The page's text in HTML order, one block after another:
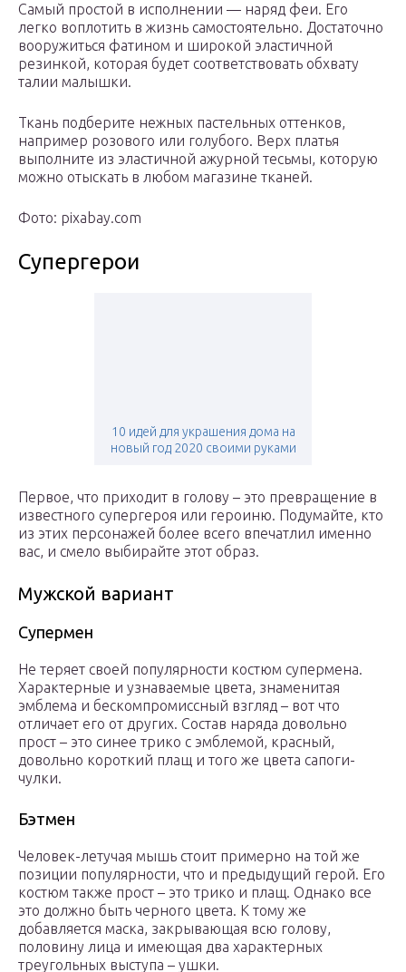
Самый простой в исполнении — наряд феи. Его
легко воплотить в жизнь самостоятельно. Достаточно
вооружиться фатином и широкой эластичной
резинкой, которая будет соответствовать обхвату
талии малышки.
Ткань подберите нежных пастельных оттенков,
например розового или голубого. Верх платья
выполните из эластичной ажурной тесьмы, которую
можно отыскать в любом магазине тканей.
Фото: pixabay.com
Супергерои
10 идей для украшения дома на
новый год 2020 своими руками
Первое, что приходит в голову – это превращение в
известного супергероя или героиню. Подумайте, кто
из этих персонажей более всего впечатлил именно
вас, и смело выбирайте этот образ.
Мужской вариант
Супермен
Не теряет своей популярности костюм супермена.
Характерные и узнаваемые цвета, знаменитая
эмблема и бескомпромиссный взгляд – вот что
отличает его от других. Состав наряда довольно
прост – это синее трико с эмблемой, красный,
довольно короткий плащ и того же цвета сапоги-
чулки.
Бэтмен
Человек-летучая мышь стоит примерно на той же
позиции популярности, что и предыдущий герой. Его
костюм также прост – это трико и плащ. Однако все
это должно быть черного цвета. К тому же
добавляется маска, закрывающая всю голову,
половину лица и имеющая два характерных
треугольных выступа – ушки.